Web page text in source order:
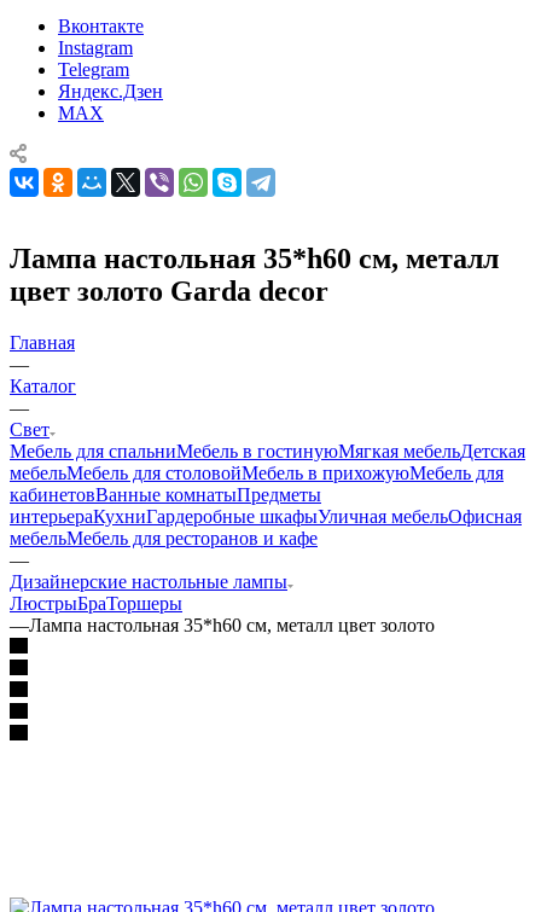
Вконтакте
Instagram
Telegram
Яндекс.Дзен
MAX
Лампа настольная 35*h60 см, металл
цвет золото Garda decor
Главная
—
Каталог
—
Свет
Мебель для спальниМебель в гостинуюМягкая мебельДетская
мебельМебель для столовойМебель в прихожуюМебель для
кабинетовВанные комнатыПредметы
интерьераКухниГардеробные шкафыУличная мебельОфисная
мебельМебель для ресторанов и кафе
—
Дизайнерские настольные лампы
ЛюстрыБраТоршеры
—Лампа настольная 35*h60 см, металл цвет золото